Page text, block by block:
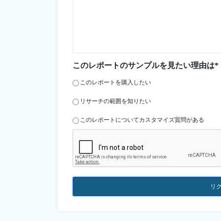
このレポートのサンプルを見たい理由は*
このレポートを購入したい
リサーチの範囲を知りたい
このレポートについてカスタマイズ質問がある
リ